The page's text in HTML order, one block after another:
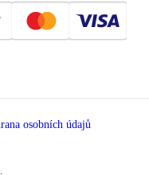
osobních údajů